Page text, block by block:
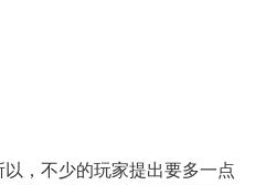
，不少的玩家提出要多一点